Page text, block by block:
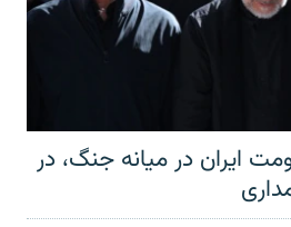
ایران در میانه جنگ، در